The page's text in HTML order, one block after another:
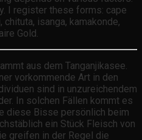
I register these forms: cape
isanga, kamakonde,
Gold.
aus dem Tanganjikasee.
vorkommende Art in den
sind in unzureichendem
In solchen Fällen kommt es
diese Bisse persönlich beim
ein Stück Fleisch von
greifen in der Regel die